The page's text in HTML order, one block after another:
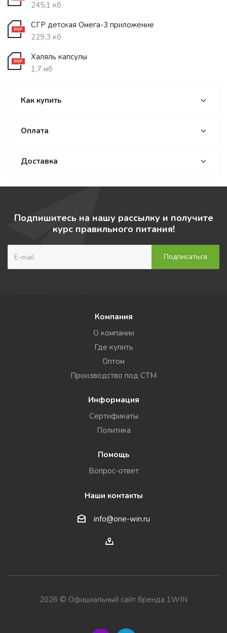
245,1 кб
СГР детская Омега-3 приложение
229,3 кб
Халяль капсулы
1,7 мб
Как купить
Оплата
Доставка
Подпишитесь на нашу рассылку и получите
курс правильного питания!
Компания
О компании
Где купить
Оптом
Производство под СТМ
Информация
Сертификаты
Политика
Помощь
Вопрос-ответ
Наши контакты
info@one-win.ru
2026 © Официальный сайт бренда 1WIN